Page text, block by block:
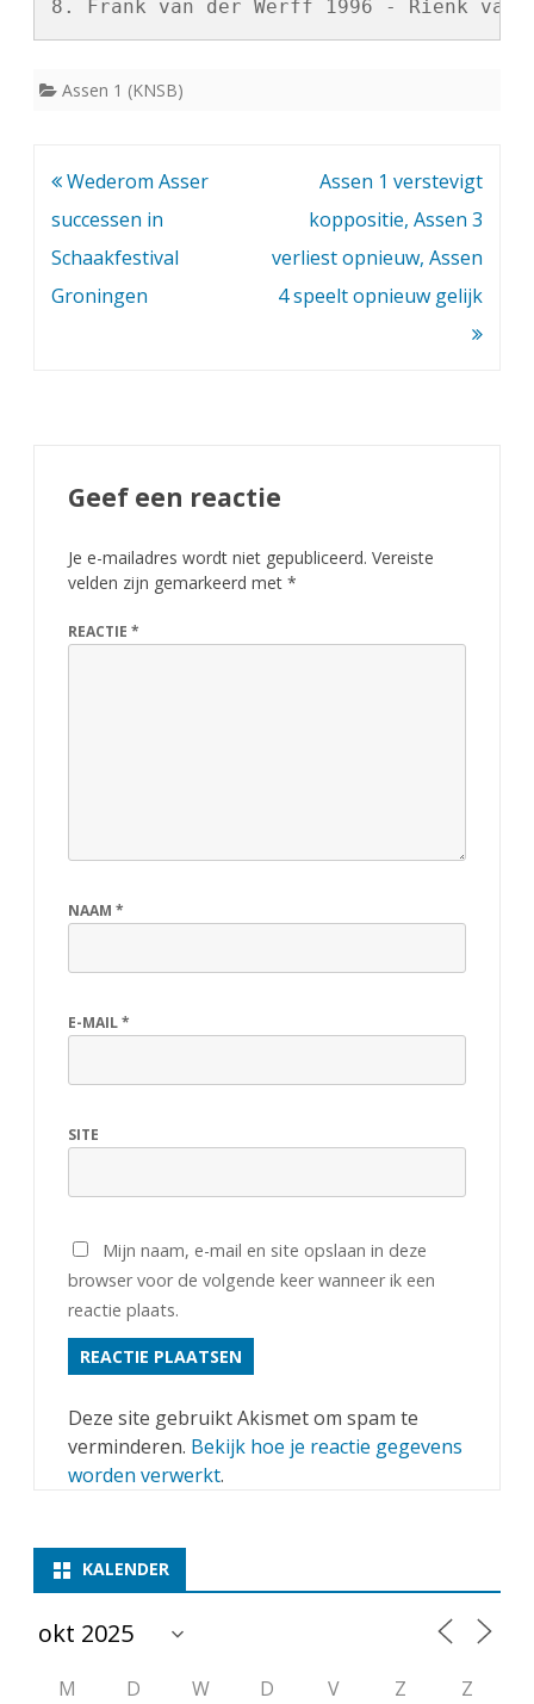
Assen 1 (KNSB)
Bericht
navigatie
Wederom Asser
successen in
Schaakfestival
Groningen
Assen 1 verstevigt
koppositie, Assen 3
verliest opnieuw, Assen
4 speelt opnieuw gelijk
Geef een reactie
Je e-mailadres wordt niet gepubliceerd. Vereiste
velden zijn gemarkeerd met *
REACTIE *
NAAM *
E-MAIL*
SITE
Mijn naam, e-mail en site opslaan in deze
browser voor de volgende keer wanneer ik een
reactie plaats.
Deze site gebruikt Akismet om spam te
verminderen. Bekijk hoe je reactie gegevens
worden verwerkt.
KALENDER
M D W D V Z
Z